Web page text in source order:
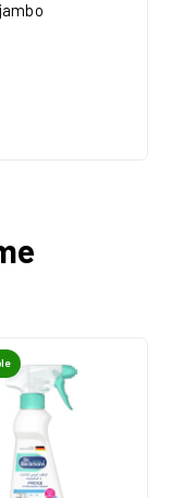
jambo